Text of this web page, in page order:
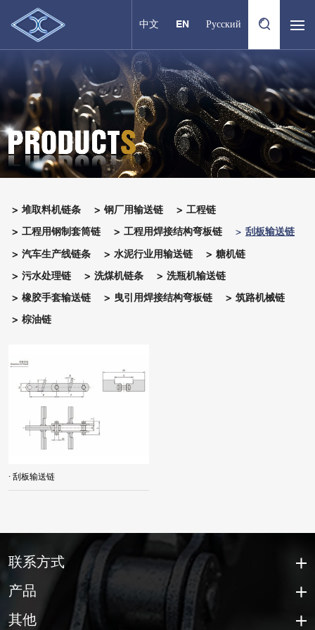
中文 EN Русский
堆取料机链条 钢厂用输送链
工程链
工程用钢制套筒链
工程用焊接结构弯板链 刮板输送链
汽车生产线链条 水泥行业用输送链
糖机链
污水处理链
洗煤机链条
洗瓶机输送链
橡胶手套输送链
曳引用焊接结构弯板链
筑路机械链
棕油链
· 刮板输送链
联系方式
产品
其他